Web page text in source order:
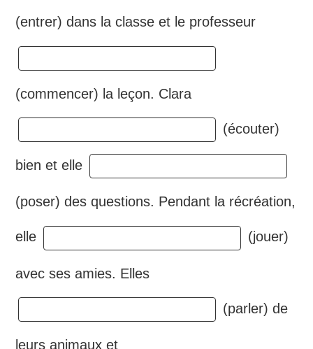
(entrer) dans la classe et le professeur
(commencer) la leçon. Clara
(écouter)
bien et elle
(poser) des questions. Pendant la récréation,
elle (jouer)
avec ses amies. Elles
(parler) de
leurs animaux et